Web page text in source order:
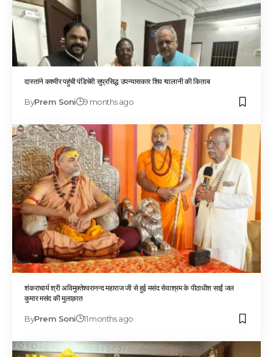
दास्तांने कश्मीर पहुंची पंडिचेरी सुप्रसिद्ध उपन्यासकार शिव ग्वालानी की किताब
ByPrem Soni 9 months ago
शंकराचार्य श्री अविमुक्तेश्वरानन्द महाराज जी से हुई मसंद सेवाश्रम के पीठाधीश साईं जल
कुमार मसंद की मुलाक़ात
ByPrem Soni 11 months ago